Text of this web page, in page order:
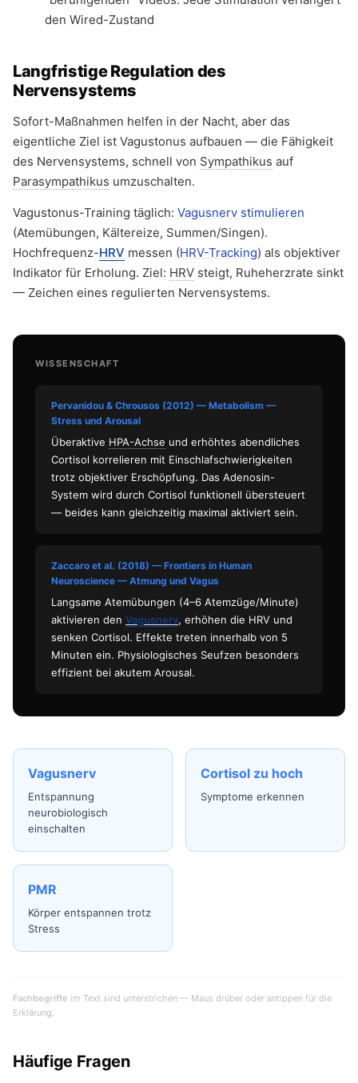
den Wired-Zustand
Langfristige Regulation des
Nervensystems
Sofort-Maßnahmen helfen in der Nacht, aber das
eigentliche Ziel ist Vagustonus aufbauen — die Fähigkeit
des Nervensystems, schnell von Sympathikus auf
Parasympathikus umzuschalten.
Vagustonus-Training täglich: Vagusnerv stimulieren
(Atemübungen, Kältereize, Summen/Singen).
Hochfrequenz-HRV messen (HRV-Tracking) als objektiver
Indikator für Erholung. Ziel: HRV steigt, Ruheherzrate sinkt
— Zeichen eines regulierten Nervensystems.
WISSENSCHAFT
Pervanidou & Chrousos (2012) — Metabolism —
Stress und Arousal
Überaktive HPA-Achse und erhöhtes abendliches
Cortisol korrelieren mit Einschlafschwierigkeiten
trotz objektiver Erschöpfung. Das Adenosin-
System wird durch Cortisol funktionell übersteuert
— beides kann gleichzeitig maximal aktiviert sein.
Zaccaro et al. (2018) — Frontiers in Human
Neuroscience — Atmung und Vagus
Langsame Atemübungen (4–6 Atemzüge/Minute)
aktivieren den Vagusnerv, erhöhen die HRV und
senken Cortisol. Effekte treten innerhalb von 5
Minuten ein. Physiologisches Seufzen besonders
effizient bei akutem Arousal.
Vagusnerv
Entspannung
neurobiologisch
einschalten
Cortisol zu hoch
Symptome erkennen
PMR
Körper entspannen trotz
Stress
Fachbegriffe im Text sind unterstrichen — Maus drüber oder antippen für die
Erklärung.
Häufige Fragen